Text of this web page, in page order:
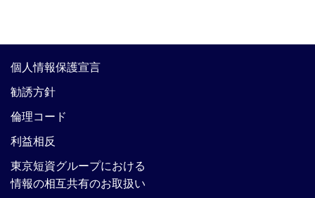
個人情報保護宣言
勧誘方針
倫理コード
利益相反
東京短資グループにおける
情報の相互共有のお取扱い